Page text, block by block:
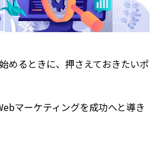
めるときに、押さえておきたいポ
マーケティングを成功へと導き